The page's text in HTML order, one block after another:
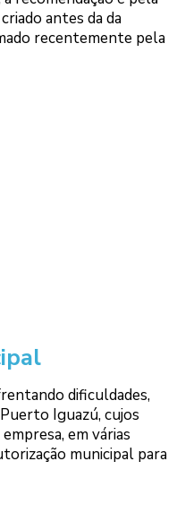
antes da da
recentemente pela
dificuldades,
Iguazú, cujos
em várias
municipal para